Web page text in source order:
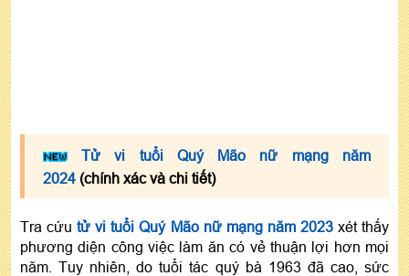
Tử vi tuổi Quý Mão nữ mạng năm
2024 (chính xác và chi tiết)
Tra cứutử vi tuổi Quý Mão nữ mạng năm 2023 xét thấy
phương diện công việc làm ăn có vẻ thuận lợi hơn mọi
năm. Tuy nhiên, do tuổi tác quý bà 1963 đã cao, sức